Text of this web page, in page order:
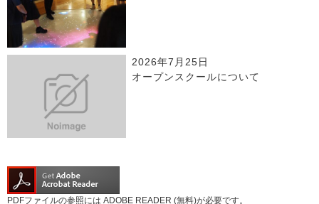
2026年7月25日
オープンスクールについて
PDFファイルの参照には ADOBE READER (無料)が必要です。